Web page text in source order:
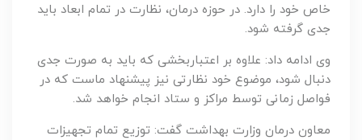
خاص خود را دارد. در حوزه درمان، نظارت در تمام ابعاد باید
جدی گرفته شود.
وی ادامه داد: علاوه بر اعتباربخشی که باید به صورت جدی
دنبال شود، موضوع خود نظارتی نیز پیشنهاد ماست که در
فواصل زمانی توسط مراکز و ستاد انجام خواهد شد.
معاون درمان وزارت بهداشت گفت: توزیع تمام تجهیزات